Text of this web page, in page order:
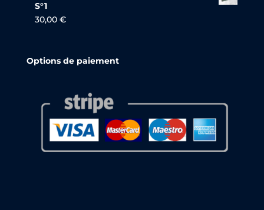
S°1
30,00 €
Options de paiement